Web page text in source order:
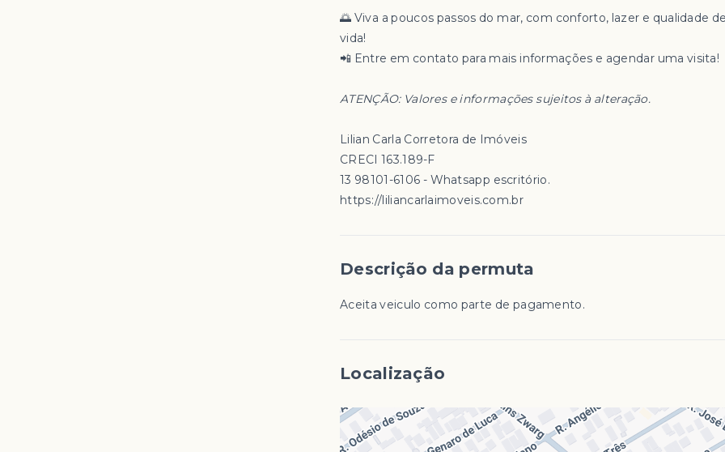
🌅 Viva a poucos passos do mar, com conforto, lazer e qualidade
vida!
📲 Entre em contato para mais informações e agendar uma visita!
ATENÇÃO: Valores e informações sujeitos à alteração.
Lilian Carla Corretora de Imóveis
CRECI 163.189-F
13 98101-6106 - Whatsapp escritório.
https://liliancarlaimoveis.com.br
Descrição da permuta
Aceita veiculo como parte de pagamento.
Localização